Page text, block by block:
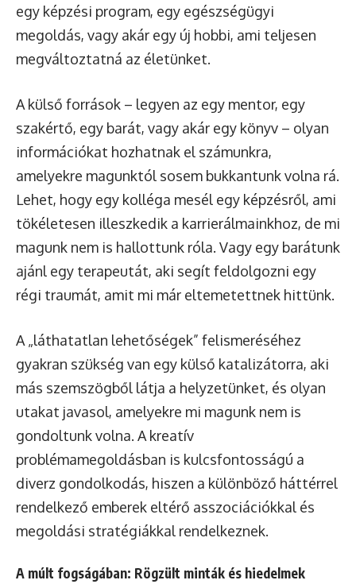
egy képzési program, egy egészségügyi
megoldás, vagy akár egy új hobbi, ami teljesen
megváltoztatná az életünket.
A külső források – legyen az egy mentor, egy
szakértő, egy barát, vagy akár egy könyv – olyan
információkat hozhatnak el számunkra,
amelyekre magunktól sosem bukkantunk volna rá.
Lehet, hogy egy kolléga mesél egy képzésről, ami
tökéletesen illeszkedik a karrierálmainkhoz, de mi
magunk nem is hallottunk róla. Vagy egy barátunk
ajánl egy terapeutát, aki segít feldolgozni egy
régi traumát, amit mi már eltemetettnek hittünk.
A „láthatatlan lehetőségek” felismeréséhez
gyakran szükség van egy külső katalizátorra, aki
más szemszögből látja a helyzetünket, és olyan
utakat javasol, amelyekre mi magunk nem is
gondoltunk volna. A kreatív
problémamegoldásban is kulcsfontosságú a
diverz gondolkodás, hiszen a különböző háttérrel
rendelkező emberek eltérő asszociációkkal és
megoldási stratégiákkal rendelkeznek.
A múlt fogságában: Rögzült minták és hiedelmek